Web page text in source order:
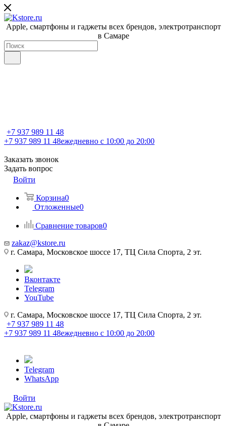
Apple, cмартфоны и гаджеты всех брендов, электротранспорт
в Самаре
+7 937 989 11 48
+7 937 989 11 48ежедневно с 10:00 до 20:00
Заказать звонок
Задать вопрос
Войти
Корзина0
Отложенные0
Сравнение товаров0
zakaz@kstore.ru
г. Самара, Московское шоссе 17, ТЦ Сила Спорта, 2 эт.
Вконтакте
Telegram
YouTube
г. Самара, Московское шоссе 17, ТЦ Сила Спорта, 2 эт.
+7 937 989 11 48
+7 937 989 11 48ежедневно с 10:00 до 20:00
Telegram
WhatsApp
Войти
Apple, cмартфоны и гаджеты всех брендов, электротранспорт